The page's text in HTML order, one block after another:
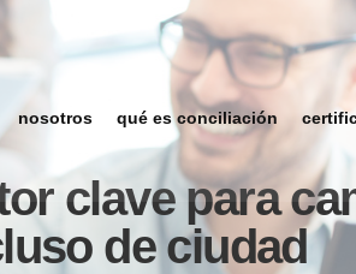
nosotros qué es conciliación
clave para
de ciudad